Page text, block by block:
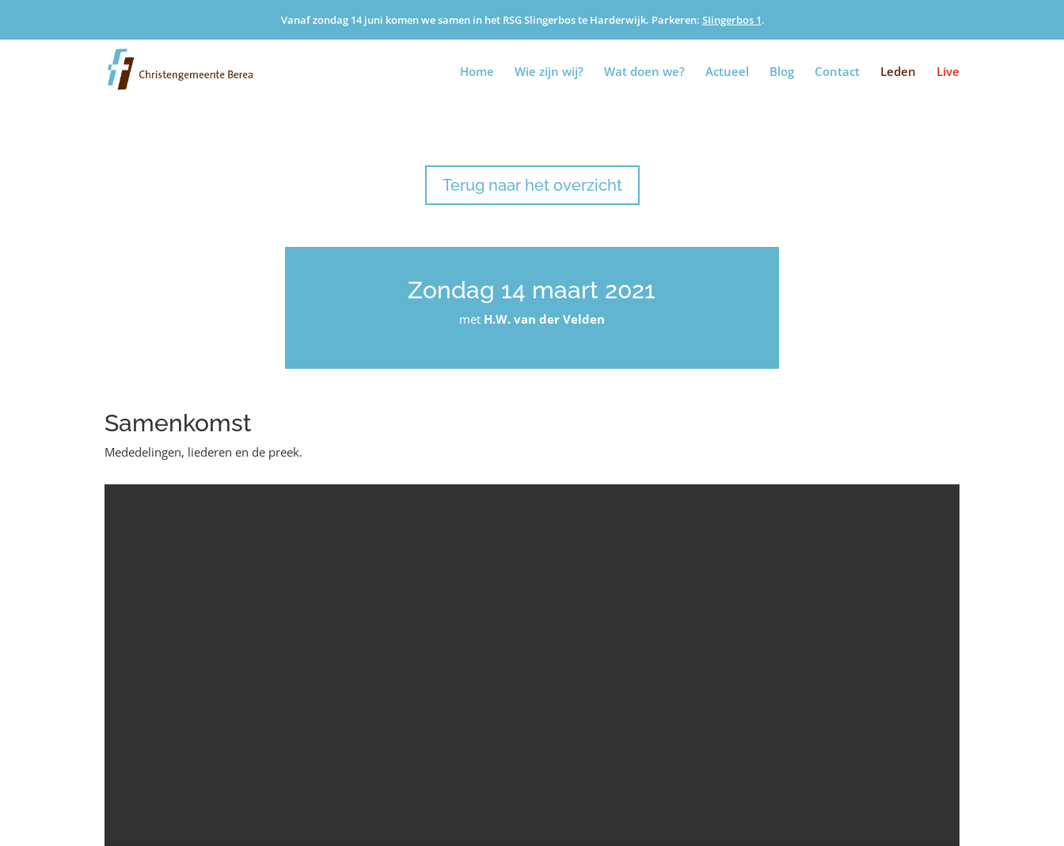
Vanaf zondag 14 juni komen we samen in het RSG Slingerbos te Harderwijk. Parkeren: SIingerbos 1.
Home Wie zijn wij? Wat doen we? Actueel Blog Contact Leden Live
Terug naar het overzicht
Zondag 14 maart 2021
met H.W. van der Velden
Samenkomst
Mededelingen, liederen en de preek.